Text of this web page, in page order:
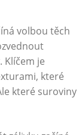
volbou těch
Klíčem je
které
které suroviny